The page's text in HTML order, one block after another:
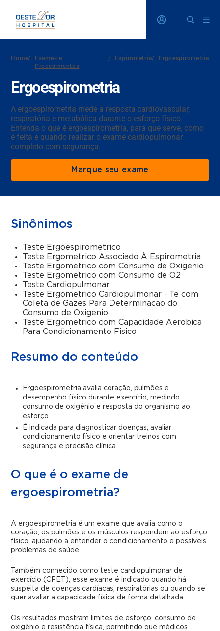
Home/
Exames e
Procedimentos
/ Espirometria/ Ergoespirometria
Ergoespirometria
A ergoespirometria mede a resposta cardiovascular,
respiratória e metabólica durante o esforço físico.
Entenda o que é ergoespirometria, para que serve, como
é feita e quando realizar o exame cardiopulmonar
completo com segurança.
Marque seu exame
Sinônimos
Teste Ergoespirometrico
Teste Ergometrico Associado À Espirometria
Teste Ergometrico com Consumo de Oxigenio
Teste Ergometrico com Consumo de O2
Teste Cardiopulmonar
Teste Ergometrico Cardiopulmonar - Te com
Coleta de Gazes Para Determinacao do
Consumo de Oxigenio
Teste Ergometrico com Capacidade Aerobica
Para Condicionamento Fisico
Resumo do conteúdo
Ergoespirometria avalia coração, pulmões e
desempenho físico durante exercício, medindo
consumo de oxigênio e resposta do organismo ao
esforço.
É indicada para diagnosticar doenças, avaliar
condicionamento físico e orientar treinos com
segurança e precisão clínica.
O que é o exame de
ergoespirometria?
A ergoespirometria é um exame que avalia como o
coração, os pulmões e os músculos respondem ao esforço
físico, ajudando a entender o condicionamento e possíveis
problemas de saúde.
Também conhecido como teste cardiopulmonar de
exercício (CPET), esse exame é indicado quando há
suspeita de doenças cardíacas, respiratórias ou quando se
quer avaliar a capacidade física de forma detalhada.
Os resultados mostram limites de esforço, consumo de
oxigênio e resistência física, permitindo que médicos